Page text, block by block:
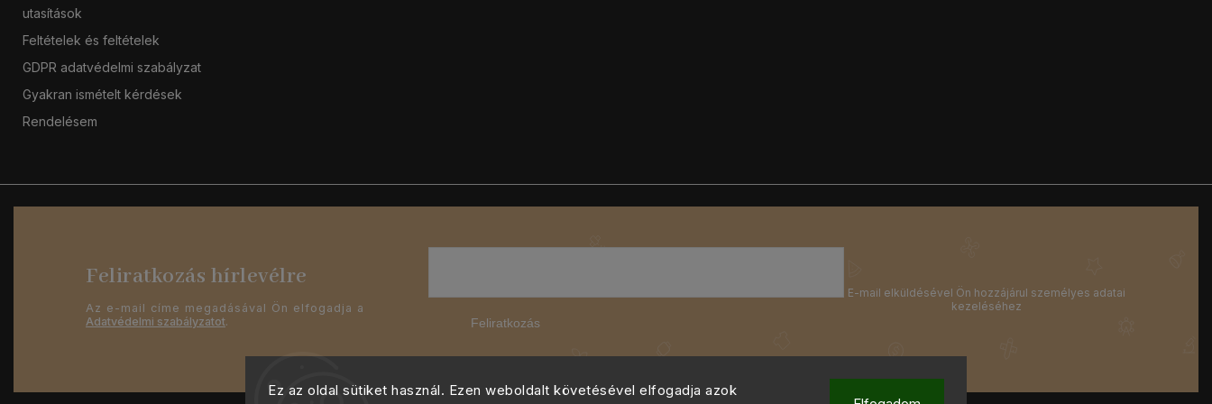
Ez az oldal sütiket használ. Ezen weboldalt követésével elfogadja azok
utasítások
Feltételek és feltételek
GDPR adatvédelmi szabályzat
Gyakran ismételt kérdések
Rendelésem
Feliratkozás hírlevélre
Az e-mail címe megadásával Ön elfogadja a
Adatvédelmi szabályzatot. Feliratkozás